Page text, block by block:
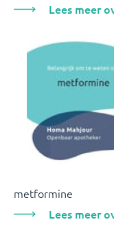
Lees meer
metformine
Lees meer